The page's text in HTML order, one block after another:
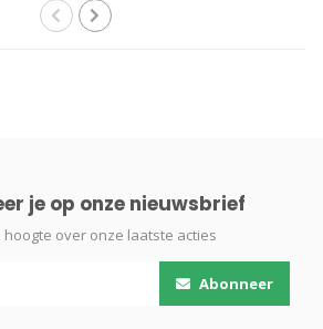
je op onze nieuwsbrief
hoogte over onze laatste acties
Abonneer